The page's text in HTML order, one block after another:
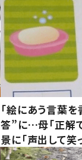
「絵にあう言葉
答”に…母「正解
景に「声出して笑